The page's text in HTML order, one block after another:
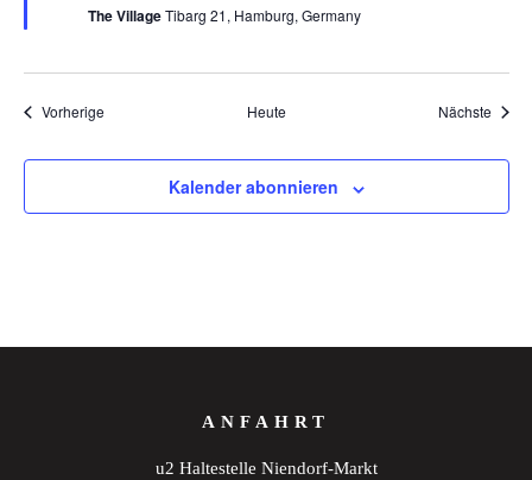
The VillageTibarg 21, Hamburg, Germany
VorherigeVeranstaltungen Heute Nächste
Kalender abonnieren
ANFAHRT
u2 Haltestelle Niendorf-Markt